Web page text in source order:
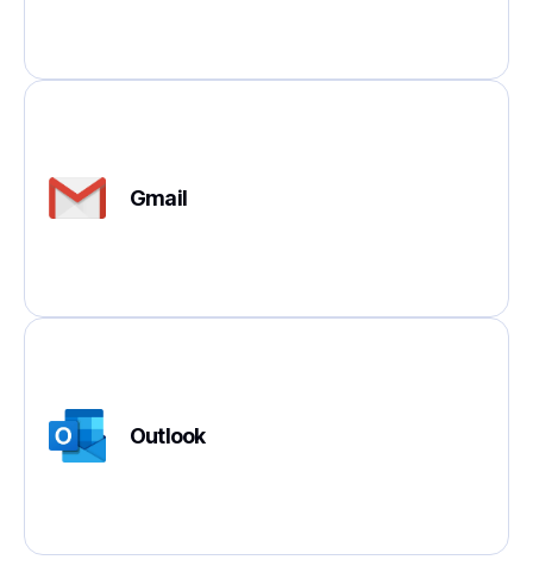
Gmail
Outlook